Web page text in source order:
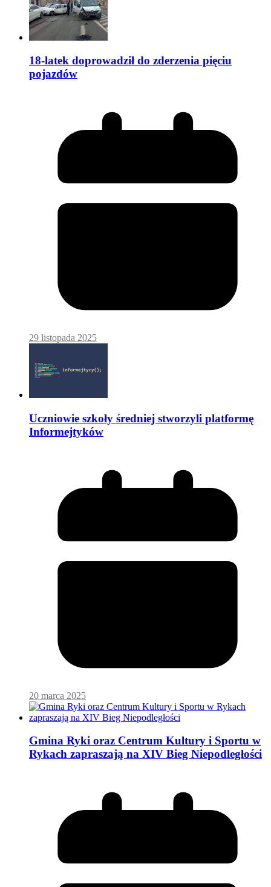
18-latek doprowadził do zderzenia pięciu
pojazdów
29 listopada 2025
Uczniowie szkoły średniej stworzyli platformę
Informejtyków
20 marca 2025
Gmina Ryki oraz Centrum Kultury i Sportu w
Rykach zapraszają na XIV Bieg Niepodległości